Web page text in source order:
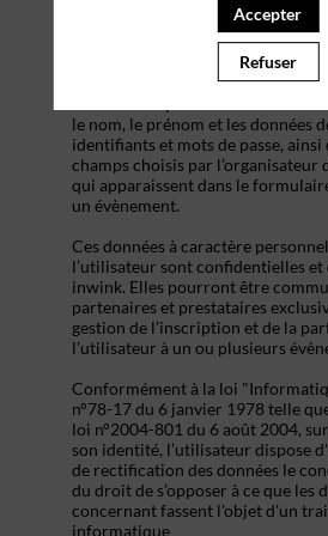
évènement, et de consulter les
à l’organisation pratique et
le nom, le prénom et les données
identifiants et mots de passe, ainsi
champs choisis par l’organisateur
qui apparaissent dans le
un évènement.
Ces données à caractère
l’utilisateur sont confidentielles et
inwink. Elles pourront être
partenaires et prestataires
gestion de l’inscription et de la
l’utilisateur à un ou plusieurs
Conformément à la loi
n°78-17 du 6 janvier 1978 telle
loi n°2004-801 du 6 août 2004,
son identité, l’utilisateur dispose
de rectification des données le
du droit de s’opposer à ce que les
concernant fassent l'objet d'un
informatique
Accepter
Refuser